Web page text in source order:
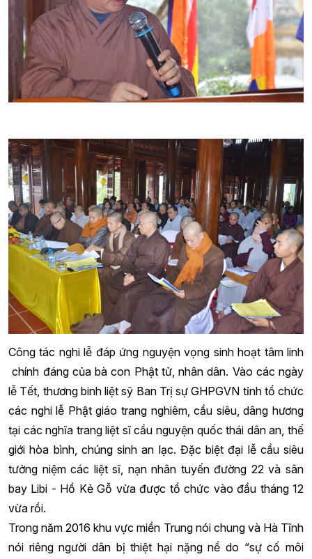
Công tác nghi lễ đáp ứng nguyện vọng sinh hoạt tâm linh
chính đáng của bà con Phật tử, nhân dân. Vào các ngày
lễ Tết, thương binh liệt sỹ Ban Trị sự GHPGVN tỉnh tổ chức
các nghi lễ Phật giáo trang nghiêm, cầu siêu, dâng hương
tại các nghĩa trang liệt sĩ cầu nguyện quốc thái dân an, thế
giới hòa bình, chúng sinh an lạc. Đặc biệt đại lễ cầu siêu
tưởng niệm các liệt sĩ, nạn nhân tuyến đường 22 và sân
bay Libi - Hồ Kẻ Gỗ vừa được tổ chức vào đầu tháng 12
vừa rồi.
Trong năm 2016 khu vực miền Trung nói chung và Hà Tĩnh
nói riêng người dân bị thiệt hại nặng nề do “sự cố môi